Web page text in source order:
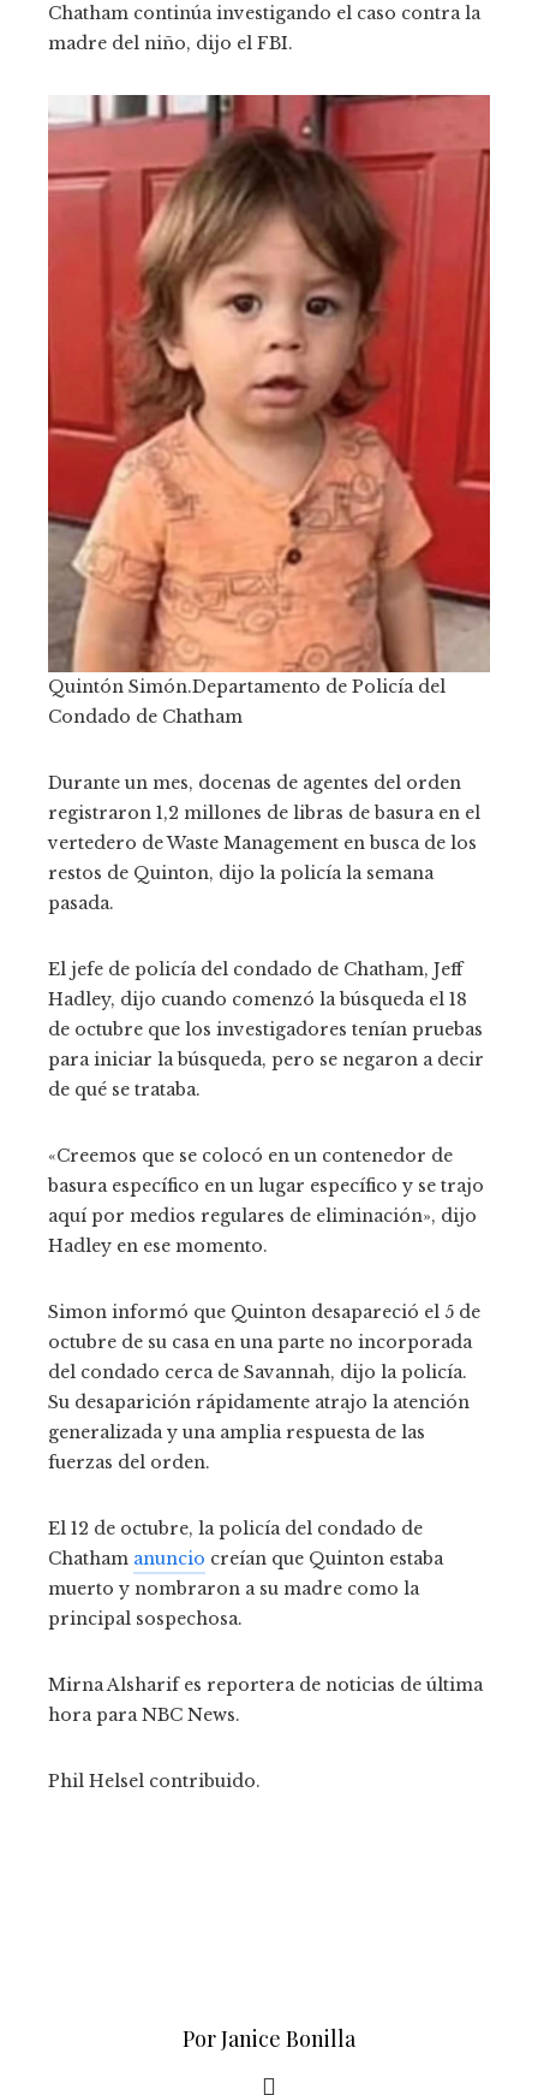
Chatham continúa investigando el caso contra la
madre del niño, dijo el FBI.
Quintón Simón.Departamento de Policía del
Condado de Chatham
Durante un mes, docenas de agentes del orden
registraron 1,2 millones de libras de basura en el
vertedero de Waste Management en busca de los
restos de Quinton, dijo la policía la semana
pasada.
El jefe de policía del condado de Chatham, Jeff
Hadley, dijo cuando comenzó la búsqueda el 18
de octubre que los investigadores tenían pruebas
para iniciar la búsqueda, pero se negaron a decir
de qué se trataba.
«Creemos que se colocó en un contenedor de
basura específico en un lugar específico y se trajo
aquí por medios regulares de eliminación», dijo
Hadley en ese momento.
Simon informó que Quinton desapareció el 5 de
octubre de su casa en una parte no incorporada
del condado cerca de Savannah, dijo la policía.
Su desaparición rápidamente atrajo la atención
generalizada y una amplia respuesta de las
fuerzas del orden.
El 12 de octubre, la policía del condado de
Chatham anuncio creían que Quinton estaba
muerto y nombraron a su madre como la
principal sospechosa.
Mirna Alsharif es reportera de noticias de última
hora para NBC News.
Phil Helsel contribuido.
Por Janice Bonilla